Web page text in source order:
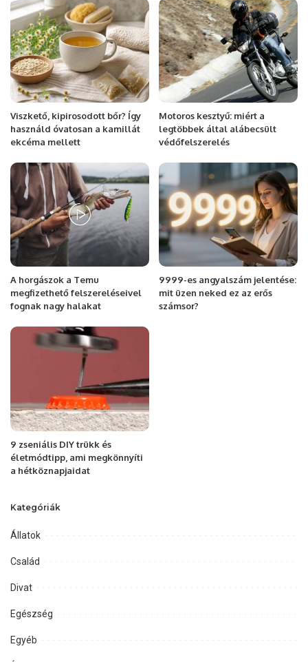
Viszkető, kipirosodott bőr? Így
használd óvatosan a kamillát
ekcéma mellett
Motoros kesztyű: miért a
legtöbbek által alábecsült
védőfelszerelés
A horgászok a Temu
megfizethető felszereléseivel
fognak nagy halakat
9999-es angyalszám jelentése:
mit üzen neked ez az erős
számsor?
9 zseniális DIY trükk és
életmódtipp, ami megkönnyíti
a hétköznapjaidat
Kategóriák
Állatok
Család
Divat
Egészség
Egyéb